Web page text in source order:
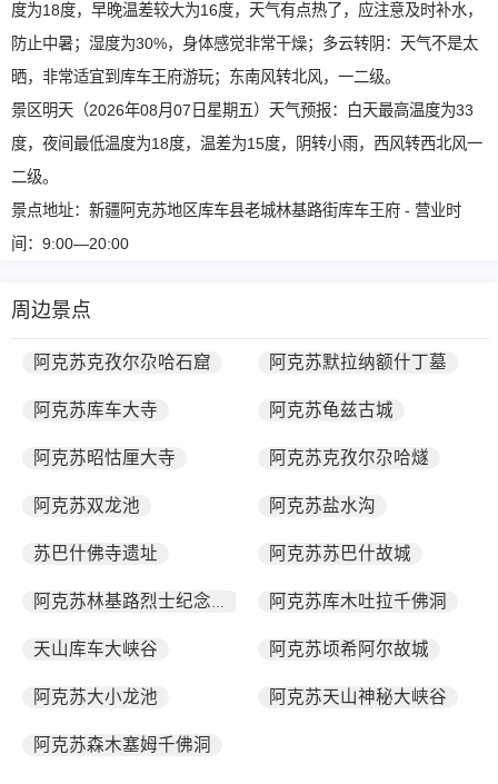
度为18度，早晚温差较大为16度，天气有点热了，应注意及时补水，
防止中暑；湿度为30%，身体感觉非常干燥；多云转阴：天气不是太
晒，非常适宜到库车王府游玩；东南风转北风，一二级。
景区明天（2026年08月07日星期五）天气预报：白天最高温度为33
度，夜间最低温度为18度，温差为15度，阴转小雨，西风转西北风一
二级。
景点地址：新疆阿克苏地区库车县老城林基路街库车王府 - 营业时
间：9:00—20:00
周边景点
阿克苏克孜尔尕哈石窟 阿克苏默拉纳额什丁墓
阿克苏库车大寺 阿克苏龟兹古城
阿克苏昭怙厘大寺 阿克苏克孜尔尕哈燧
阿克苏双龙池 阿克苏盐水沟
苏巴什佛寺遗址 阿克苏苏巴什故城
阿克苏林基路烈士纪念馆 阿克苏库木吐拉千佛洞
天山库车大峡谷 阿克苏顷希阿尔故城
阿克苏大小龙池 阿克苏天山神秘大峡谷
阿克苏森木塞姆千佛洞